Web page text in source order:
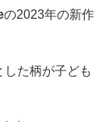
の2023年の新作
た柄が子ども